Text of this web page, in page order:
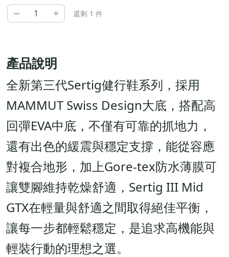
– + 還剩 1 件
產品說明
全新第三代Sertig健行鞋系列，採用
MAMMUT Swiss Design大底，搭配高
回彈EVA中底，不僅有可靠的抓地力，
還有出色的緩震與穩定支撐，能從容應
對複合地形，加上Gore-tex防水薄膜可
讓雙腳維持乾燥舒適，Sertig III Mid
GTX在輕量與舒適之間取得絕佳平衡，
讓每一步都輕鬆穩定，是追求高機能與
輕裝行動的理想之選。